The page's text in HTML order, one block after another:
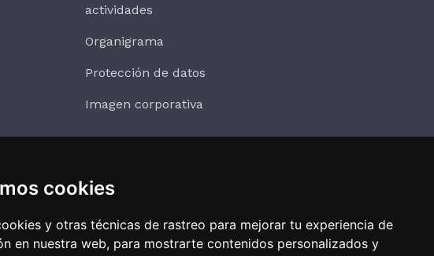
cookies
y otras técnicas de rastreo para mejorar tu experiencia de
en nuestra web, para mostrarte contenidos personalizados y
actividades
Organigrama
Protección de datos
Imagen corporativa